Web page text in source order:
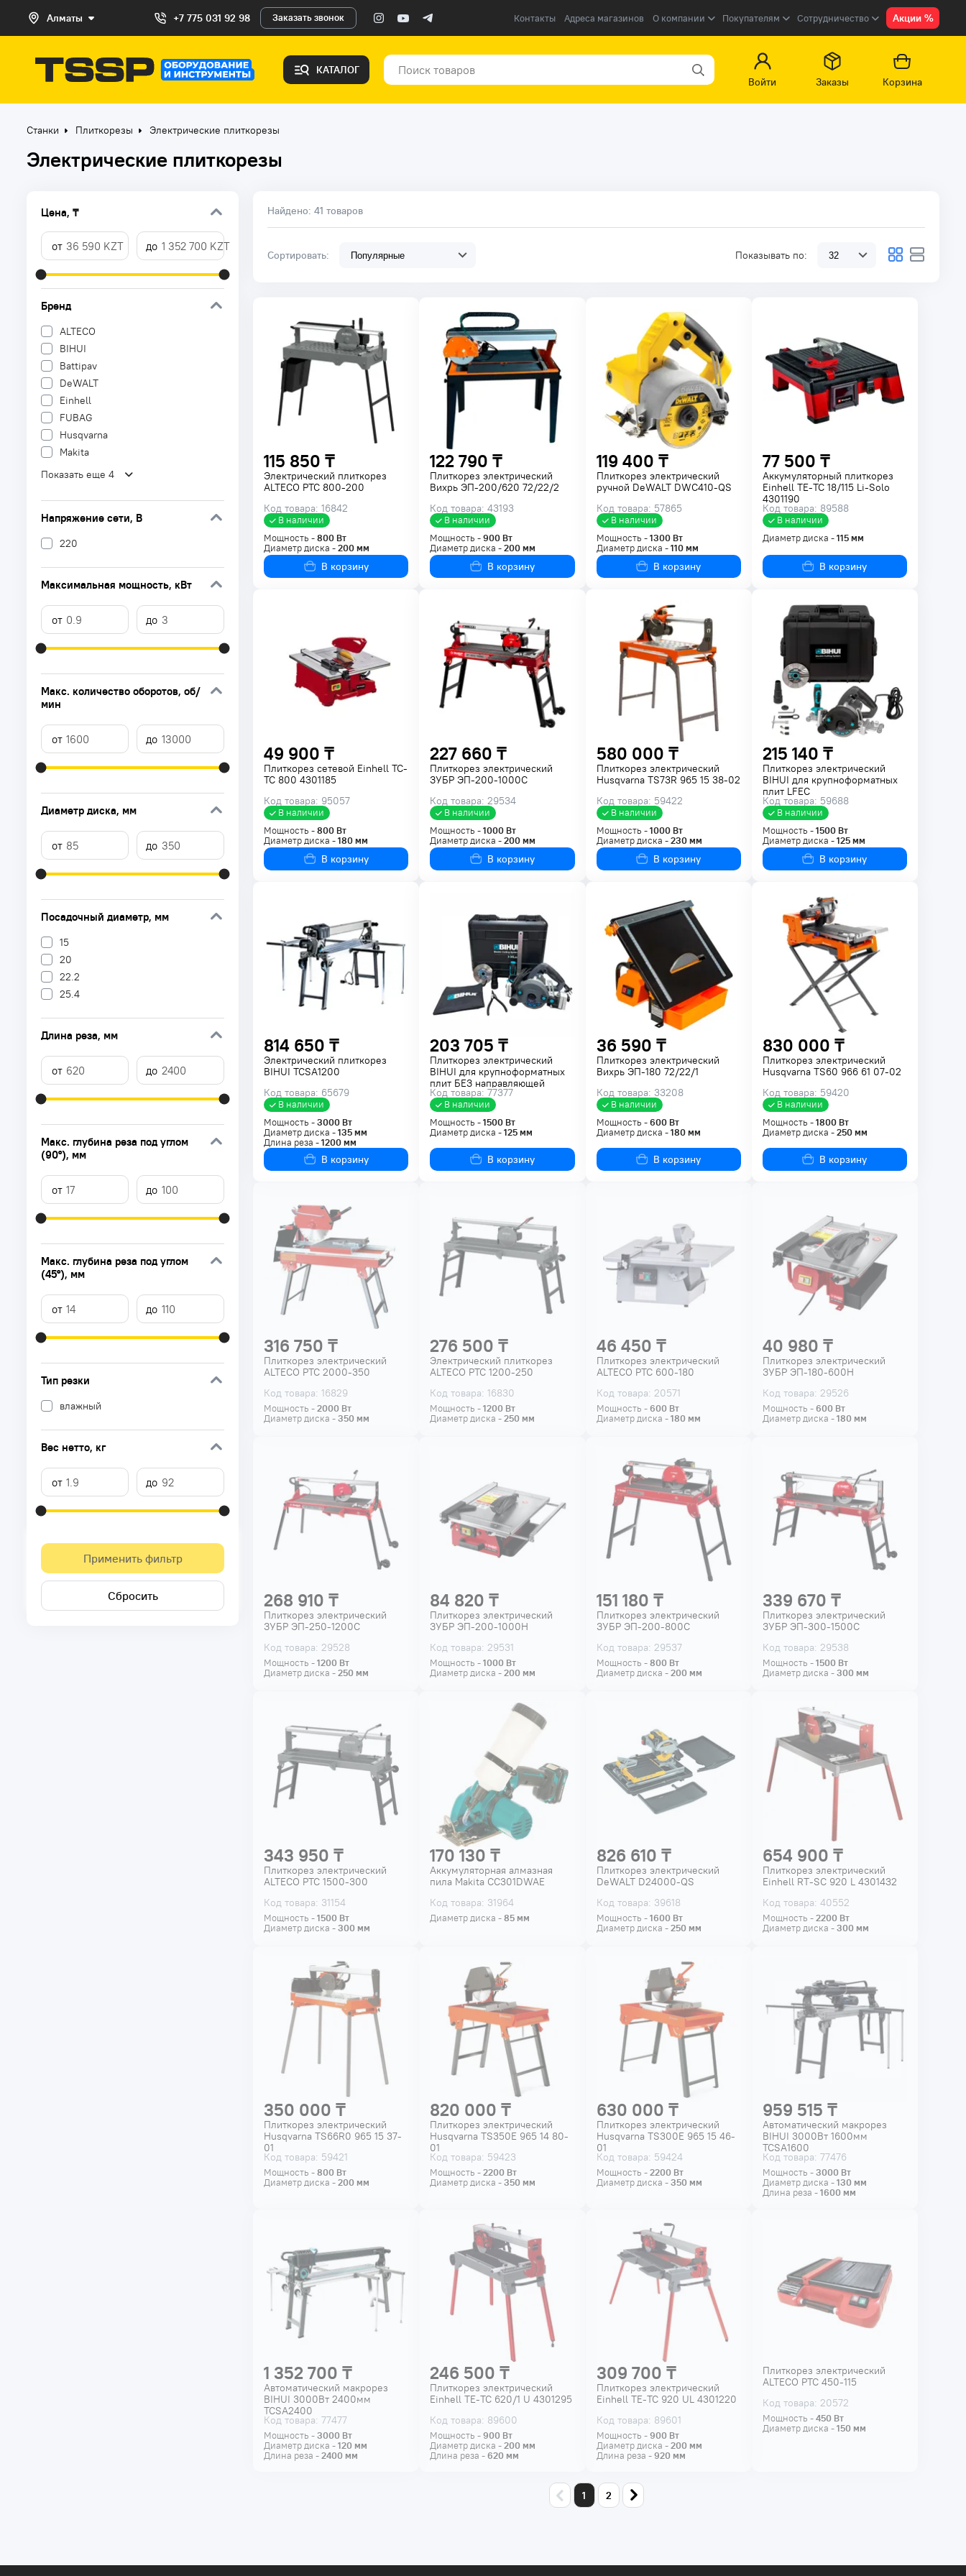
Алматы +7 775 031 92 98 Заказать звонок Контакты Адреса магазинов О компании Покупателям Сотрудничество Акции %
КАТАЛОГ
Войти
Заказы Корзина
Станки Плиткорезы Электрические плиткорезы
Электрические плиткорезы
Цена, ₸
Бренд
ALTECO
BIHUI
Battipav
DeWALT
Einhell
FUBAG
Husqvarna
Makita
Показать еще 4
Напряжение сети, В
220
Максимальная мощность, кВт
Макс. количество оборотов, об/
мин
Диаметр диска, мм
Посадочный диаметр, мм
15
20
22.2
25.4
Длина реза, мм
Макс. глубина реза под углом
(90°), мм
Макс. глубина реза под углом
(45°), мм
Тип резки
влажный
Вес нетто, кг
Применить фильтр
Сбросить
Найдено: 41 товаров
Показывать по:
Сортировать:
115 850 ₸
Электрический плиткорез
ALTECO PTC 800-200
Код товара: 16842
В наличии
Мощность -800 Вт
Диаметр диска -200мм
В корзину
122 790 ₸
Плиткорез электрический
Вихрь ЭП-200/620 72/22/2
Код товара: 43193
В наличии
Мощность -900 Вт
Диаметр диска -200мм
В корзину
119 400 ₸
Плиткорез электрический
ручной DeWALT DWC410-QS
Код товара: 57865
В наличии
Мощность -1300Вт
Диаметр диска -110мм
В корзину
77 500 ₸
Аккумуляторный плиткорез
Einhell TE-TC 18/115 Li-Solo
4301190
Код товара: 89588
В наличии
Диаметр диска -115мм
В корзину
49 900 ₸
Плиткорез сетевой Einhell TC-
TC 800 4301185
Код товара: 95057
В наличии
Мощность -800 Вт
Диаметр диска -180мм
В корзину
227 660 ₸
Плиткорез электрический
ЗУБР ЭП-200-1000С
Код товара: 29534
В наличии
Мощность -1000 Вт
Диаметр диска -200мм
В корзину
580 000 ₸
Плиткорез электрический
Husqvarna TS73R 965 15 38-02
Код товара: 59422
В наличии
Мощность -1000Вт
Диаметр диска -230мм
В корзину
215 140 ₸
Плиткорез электрический
BIHUI для крупноформатных
плит LFEC
Код товара: 59688
В наличии
Мощность -1500Вт
Диаметр диска -125мм
В корзину
814 650 ₸
Электрический плиткорез
BIHUI TCSA1200
Код товара: 65679
В наличии
Мощность -3000 Вт
Диаметр диска -135мм
Длина реза -1200мм
В корзину
203 705 ₸
Плиткорез электрический
BIHUI для крупноформатных
плит БЕЗ направляющей
LFEC5
Код товара: 77377
В наличии
Мощность -1500 Вт
Диаметр диска -125мм
В корзину
36 590 ₸
Плиткорез электрический
Вихрь ЭП-180 72/22/1
Код товара: 33208
В наличии
Мощность -600Вт
Диаметр диска -180мм
В корзину
830 000 ₸
Плиткорез электрический
Husqvarna TS60 966 61 07-02
Код товара: 59420
В наличии
Мощность -1800Вт
Диаметр диска -250мм
В корзину
316 750 ₸
Плиткорез электрический
ALTECO PTC 2000-350
Код товара: 16829
Мощность -2000 Вт
Диаметр диска -350 мм
276 500 ₸
Электрический плиткорез
ALTECO PTC 1200-250
Код товара: 16830
Мощность -1200 Вт
Диаметр диска -250 мм
46 450 ₸
Плиткорез электрический
ALTECO PTC 600-180
Код товара: 20571
Мощность -600Вт
Диаметр диска -180мм
40 980 ₸
Плиткорез электрический
ЗУБР ЭП-180-600Н
Код товара: 29526
Мощность -600Вт
Диаметр диска -180мм
268 910 ₸
Плиткорез электрический
ЗУБР ЭП-250-1200С
Код товара: 29528
Мощность -1200 Вт
Диаметр диска -250 мм
84 820 ₸
Плиткорез электрический
ЗУБР ЭП-200-1000Н
Код товара: 29531
Мощность -1000 Вт
Диаметр диска -200 мм
151 180 ₸
Плиткорез электрический
ЗУБР ЭП-200-800С
Код товара: 29537
Мощность -800Вт
Диаметр диска -200мм
339 670 ₸
Плиткорез электрический
ЗУБР ЭП-300-1500C
Код товара: 29538
Мощность -1500Вт
Диаметр диска -300мм
343 950 ₸
Плиткорез электрический
ALTECO PTC 1500-300
Код товара: 31154
Мощность -1500 Вт
Диаметр диска -300 мм
170 130 ₸
Аккумуляторная алмазная
пила Makita CC301DWAE
Код товара: 31964
Диаметр диска -85 мм
826 610 ₸
Плиткорез электрический
DeWALT D24000-QS
Код товара: 39618
Мощность -1600Вт
Диаметр диска -250мм
654 900 ₸
Плиткорез электрический
Einhell RT-SC 920 L 4301432
Код товара: 40552
Мощность -2200Вт
Диаметр диска -300мм
350 000 ₸
Плиткорез электрический
Husqvarna TS66R0 965 15 37-
01
Код товара: 59421
Мощность -800 Вт
Диаметр диска -200 мм
820 000 ₸
Плиткорез электрический
Husqvarna TS350E 965 14 80-
01
Код товара: 59423
Мощность -2200 Вт
Диаметр диска -350 мм
630 000 ₸
Плиткорез электрический
Husqvarna TS300E 965 15 46-
01
Код товара: 59424
Мощность -2200Вт
Диаметр диска -350мм
959 515 ₸
Автоматический макрорез
BIHUI 3000Вт 1600мм
TCSA1600
Код товара: 77476
Мощность -3000Вт
Диаметр диска -130мм
Длина реза -1600мм
1 352 700 ₸
Автоматический макрорез
BIHUI 3000Вт 2400мм
TCSA2400
Код товара: 77477
Мощность -3000 Вт
Диаметр диска -120 мм
Длина реза -2400 мм
246 500 ₸
Плиткорез электрический
Einhell TE-TC 620/1 U 4301295
Код товара: 89600
Мощность -900 Вт
Диаметр диска -200 мм
Длина реза -620 мм
309 700 ₸
Плиткорез электрический
Einhell TE-TC 920 UL 4301220
Код товара: 89601
Мощность -900Вт
Диаметр диска -200мм
Длина реза -920мм
Плиткорез электрический
ALTECO PTC 450-115
Код товара: 20572
Мощность -450Вт
Диаметр диска -150мм
1 2